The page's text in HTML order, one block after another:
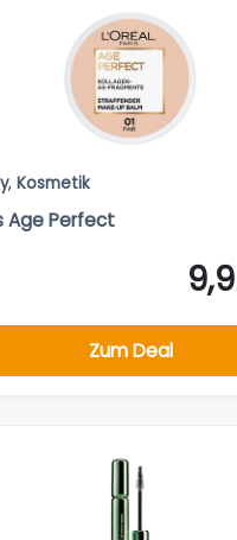
, Kosmetik
Age Perfect
Zum Deal